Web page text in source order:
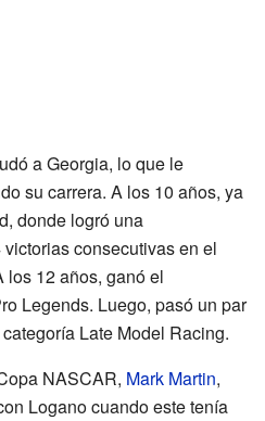
a Georgia, lo que le
su carrera. A los 10 años, ya
donde logró una
consecutivas en el
los 12 años, ganó el
Legends. Luego, pasó un par
Late Model Racing.
NASCAR, Mark Martin,
Logano cuando este tenía